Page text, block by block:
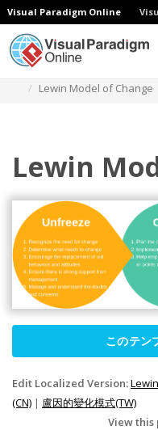
Visual Paradigm Online
Lewin Model of Change
Lewin
このテン
Edit Localized Version:
(CN) | 盧因的變化模式(TW)
View this